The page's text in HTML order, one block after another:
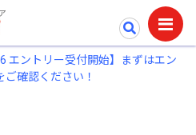
エントリー受付開始】まずはエン
ご確認ください！